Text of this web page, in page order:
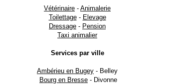
Vétérinaire - Animalerie
Toilettage- Elevage
Dressage - Pension
Taxi animalier
Services par ville
Ambérieu en Bugey - Belley
Bourg en Bresse - Divonne